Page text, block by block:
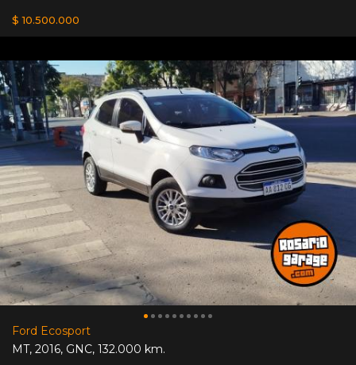
$ 10.500.000
Ford Ecosport
MT, 2016, GNC, 132.000 km.